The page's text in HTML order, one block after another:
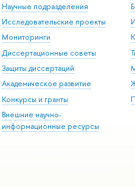
Научные подразделения
Исследовательские проекты
Мониторинги
Диссертационные советы
Защиты диссертаций
Академическое развитие
Конкурсы и гранты
Внешние научно-
информационные ресурсы